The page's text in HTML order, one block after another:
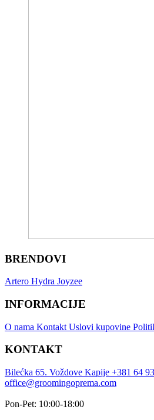
BRENDOVI
Artero Hydra Joyzee
INFORMACIJE
O nama Kontakt Uslovi kupovine
KONTAKT
Bilećka 65. Voždove Kapije +381 64
office@groomingoprema.com
Pon-Pet: 10:00-18:00